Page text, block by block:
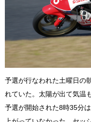
予選が行なわれた土曜日の
れていた。太陽が出て気温
予選が開始された8時35分